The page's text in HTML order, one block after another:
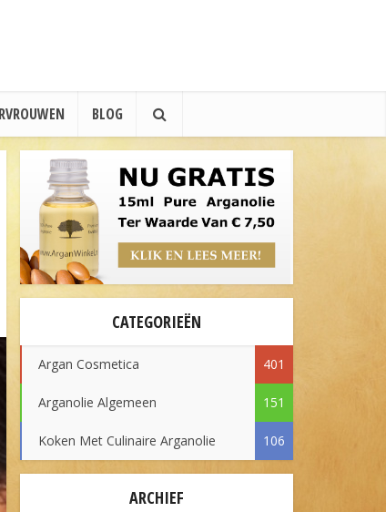
BLOG
CATEGORIEËN
Argan Cosmetica 401
Arganolie Algemeen 151
Koken Met Culinaire Arganolie 106
ARCHIEF